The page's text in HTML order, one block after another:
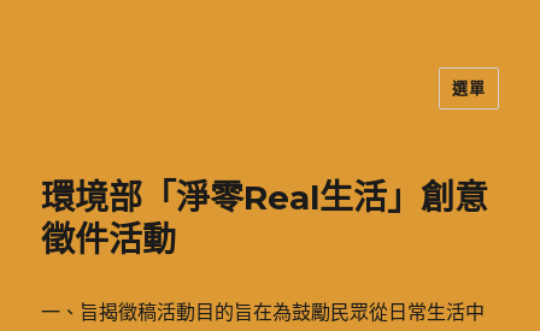
選單
環境部「淨零Real生活」創意
徵件活動
一、旨揭徵稿活動目的旨在為鼓勵民眾從日常生活中